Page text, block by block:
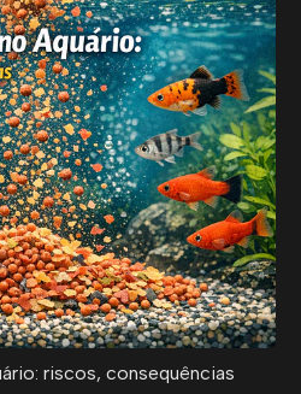
riscos, consequências